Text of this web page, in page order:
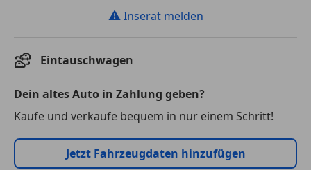
⚠ Inserat melden
Eintauschwagen
Dein altes Auto in Zahlung geben?
Kaufe und verkaufe bequem in nur einem Schritt!
Jetzt Fahrzeugdaten hinzufügen